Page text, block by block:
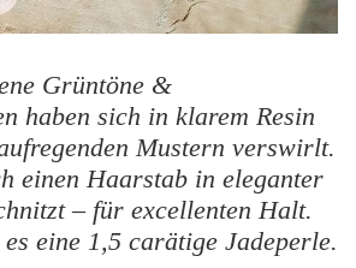
Grüntöne &
haben sich in klarem Resin
Mustern verswirlt.
einen Haarstab in eleganter
– für excellenten Halt.
eine 1,5 carätige Jadeperle.